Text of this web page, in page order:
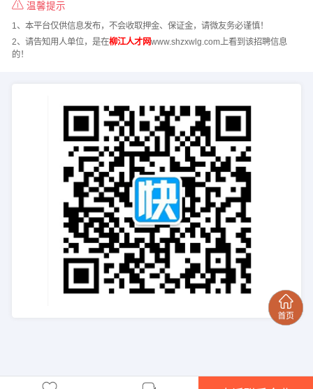
温馨提示
1、本平台仅供信息发布，不会收取押金、保证金，请微友务必谨慎！
2、请告知用人单位，是在柳江人才网www.shzxwlg.com上看到该招聘信息
的！